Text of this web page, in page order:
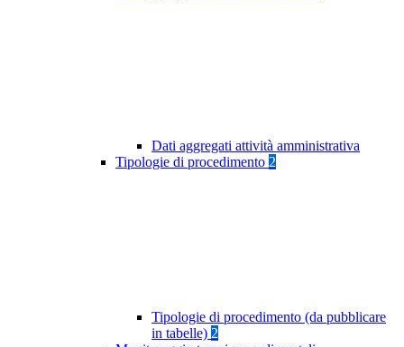
Dati aggregati attività amministrativa
Tipologie di procedimento 2
Tipologie di procedimento (da pubblicare
in tabelle) 2